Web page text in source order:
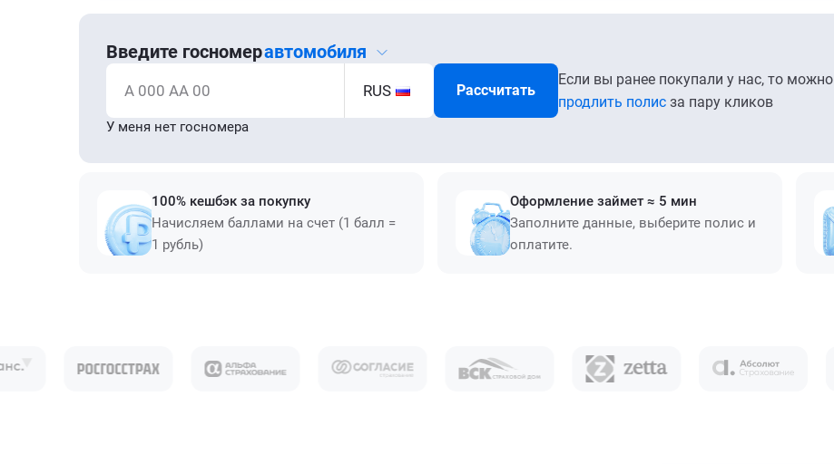
Введите госномеравтомобиля
А 000 АА 00 RUS Рассчитать
Если вы ранее покупали у нас, то можно
продлить полис за пару кликов
У меня нет госномера
100% кешбэк за покупку
Начисляем баллами на счет (1 балл =
1 рубль)
Оформление займет ≈ 5 мин
Заполните данные, выберите полис и
оплатите.